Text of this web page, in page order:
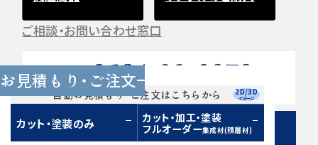
お見積もり・ご注文
自動お見積もり・ご注文はこちらから
カット・塗装のみ
カット・加工・塗装
フルオーダー集成材(積層材)
2D/3D
イメージ
ご相談・お問い合わせ窓口
Tel. 0584-33-2070
営業時間 9:00〜17:00（土日祝 定休）